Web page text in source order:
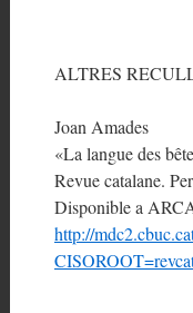
ALTRES
Joan Amades
«La langue des
Revue catalane.
Disponible a
http://